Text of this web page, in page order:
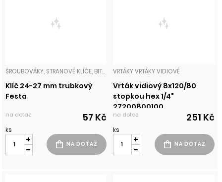
ŠROUBOVÁKY, STRANOVÉ KLÍČE, BITY, NÁSTAVCE, GOLA
Klíč 24-27 mm trubkový
Festa
na dotaz 57 Kč
ks
VRTÁKY VRTÁKY VIDIOVÉ
Vrták vidiový 8x120/80
stopkou hex 1/4"
27200800100
na dotaz 251 Kč
ks